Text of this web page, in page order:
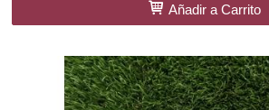
Añadir a Carrito